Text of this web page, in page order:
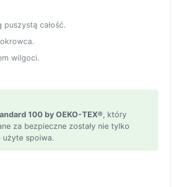
całość.
wilgoci.
100 by OEKO-TEX®, który
za bezpieczne zostały nie tylko
użyte spoiwa.